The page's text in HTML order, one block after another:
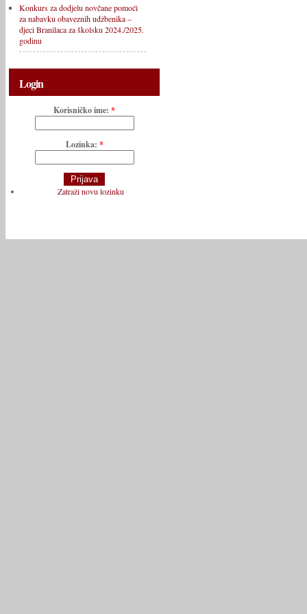
Konkurs za dodjelu novčane pomoći
za nabavku obaveznih udžbenika –
djeci Branilaca za školsku 2024./2025.
godinu
Login
Korisničko ime: *
Lozinka: *
Zatraži novu lozinku